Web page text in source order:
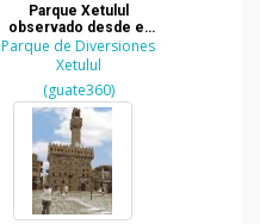
Parque Xetulul
observado desde el
aire
Parque de Diversiones
Xetulul
(guate360)